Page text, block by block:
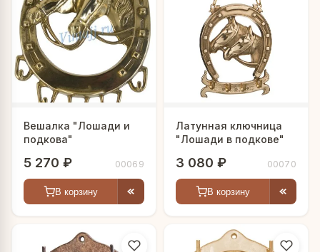
Вешалка "Лошади и
подкова"
5 270 ₽ 00069
В корзину
Латунная ключница
"Лошади в подкове"
3 080 ₽ 00070
В корзину